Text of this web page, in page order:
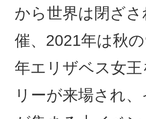
から世界は閉ざ
催、2021年は秋
年エリザベス女
リーが来場され